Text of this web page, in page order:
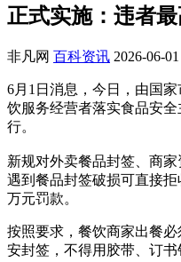
正式实施：违者
非凡网 百科资讯 2026-06-
6月1日消息，今日，由国
饮服务经营者落实食品安
行。
新规对外卖餐品封签、商
遇到餐品封签破损可直接
万元罚款。
按照要求，餐饮商家出餐
安封签，不得用胶带、订书